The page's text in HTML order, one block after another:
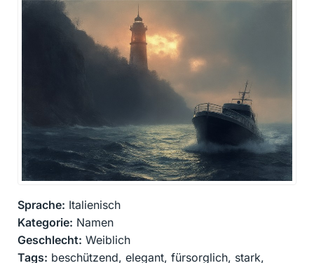
Sprache: Italienisch
Kategorie: Namen
Geschlecht: Weiblich
Tags: beschützend, elegant, fürsorglich, stark,